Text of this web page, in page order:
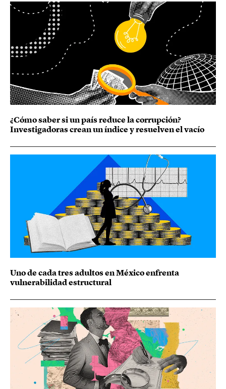
¿Cómo saber si un país reduce la corrupción?
Investigadoras crean un índice y resuelven el vacío
Uno de cada tres adultos en México enfrenta
vulnerabilidad estructural